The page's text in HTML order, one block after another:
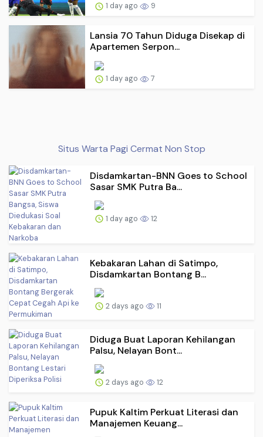
1 day ago 9
Lansia 70 Tahun Diduga Disekap di
Apartemen Serpon...
1 day ago 7
Situs Warta Pagi Cermat Non Stop
Disdamkartan-BNN Goes to School
Sasar SMK Putra Ba...
1 day ago 12
Kebakaran Lahan di Satimpo,
Disdamkartan Bontang B...
2 days ago 11
Diduga Buat Laporan Kehilangan
Palsu, Nelayan Bont...
2 days ago 12
Pupuk Kaltim Perkuat Literasi dan
Manajemen Keuang...